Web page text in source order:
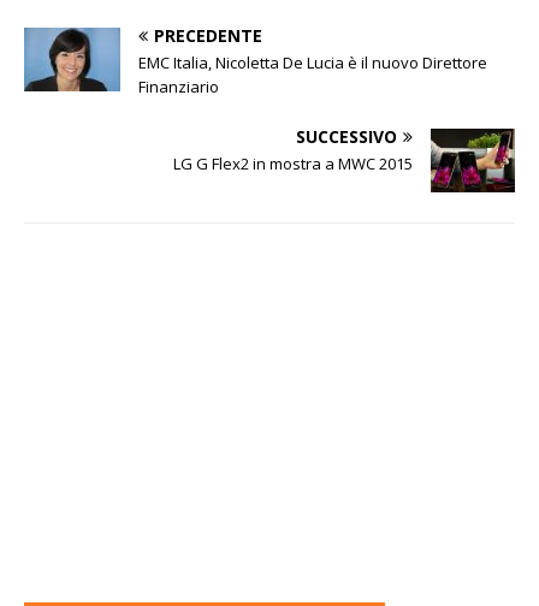
PRECEDENTE
EMC Italia, Nicoletta De Lucia è il nuovo Direttore
Finanziario
SUCCESSIVO
LG G Flex2 in mostra a MWC 2015